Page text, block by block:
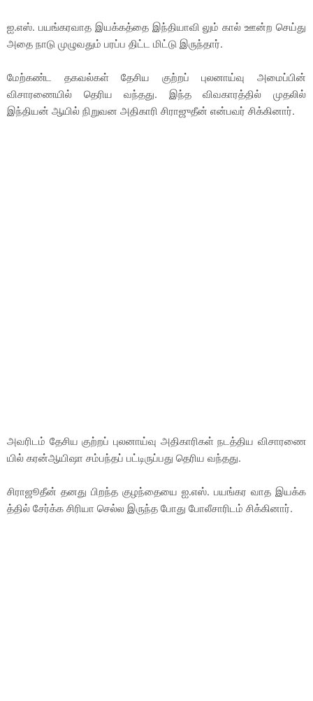
ஐ.எஸ். பயங்கரவாத இயக்கத்தை இந்தியாவி லும் கால் ஊன்ற செய்து
அதை நாடு முழுவதும் பரப்ப திட்ட மிட்டு இருந்தார்.
மேற்கண்ட தகவல்கள் தேசிய குற்றப் புலனாய்வு அமைப்பின்
விசாரணையில் தெரிய வந்தது. இந்த விவகாரத்தில் முதலில்
இந்தியன் ஆயில் நிறுவன அதிகாரி சிராஜுதீன் என்பவர் சிக்கினார்.
அவரிடம் தேசிய குற்றப் புலனாய்வு அதிகாரிகள் நடத்திய விசாரணை
யில் கரன்ஆயிஷா சம்பந்தப் பட்டிருப்பது தெரிய வந்தது.
சிராஜூதீன் தனது பிறந்த குழந்தையை ஐ.எஸ். பயங்கர வாத இயக்க
த்தில் சேர்க்க சிரியா செல்ல இருந்த போது போலீசாரிடம் சிக்கினார்.